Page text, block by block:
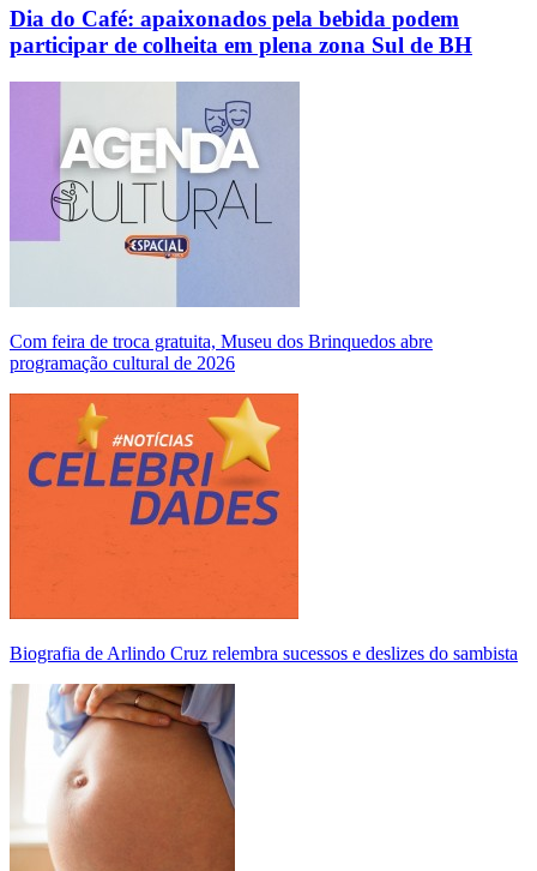
Dia do Café: apaixonados pela bebida podem
participar de colheita em plena zona Sul de BH
Com feira de troca gratuita, Museu dos Brinquedos abre
programação cultural de 2026
Biografia de Arlindo Cruz relembra sucessos e deslizes do sambista